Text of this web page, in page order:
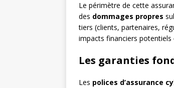
Le périmètre de cette
des dommages propres
tiers (clients, partenaires,
impacts financiers potentiels
Les garanties
Les polices d’assurance